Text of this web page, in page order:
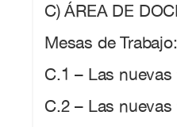
C) ÁREA DE
Mesas de Trabajo:
C.1 – Las
C.2 – Las